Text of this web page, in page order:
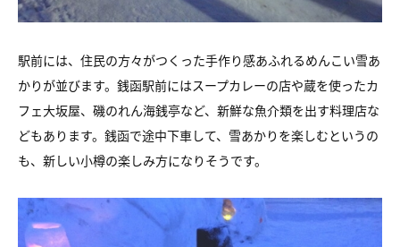
駅前には、住民の方々がつくった手作り感あふれるめんこい雪あ
かりが並びます。銭函駅前にはスープカレーの店や蔵を使ったカ
フェ大坂屋、磯のれん海銭亭など、新鮮な魚介類を出す料理店な
どもあります。銭函で途中下車して、雪あかりを楽しむというの
も、新しい小樽の楽しみ方になりそうです。